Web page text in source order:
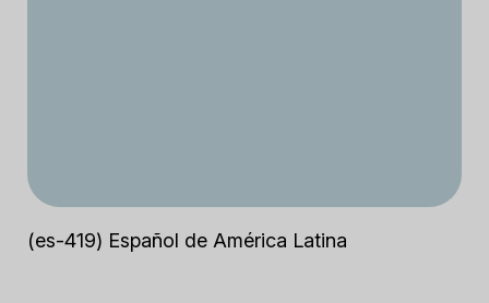
(es-419) Español de América Latina